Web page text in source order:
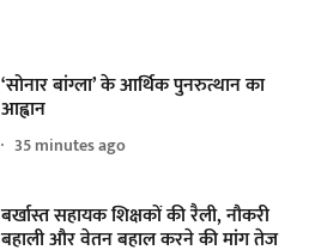
‘सोनार बांग्ला’ के आर्थिक पुनरुत्थान का
आह्वान
35 minutes ago
बर्खास्त सहायक शिक्षकों की रैली, नौकरी
बहाली और वेतन बहाल करने की मांग तेज